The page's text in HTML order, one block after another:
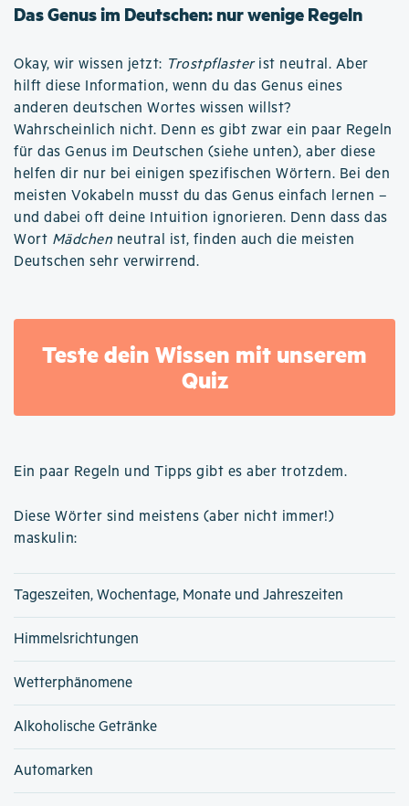
Das Genus im Deutschen: nur wenige Regeln
Okay, wir wissen jetzt: Trostpflasterist neutral. Aber
hilft diese Information, wenn du das Genus eines
anderen deutschen Wortes wissen willst?
Wahrscheinlich nicht. Denn es gibt zwar ein paar Regeln
für das Genus im Deutschen (siehe unten), aber diese
helfen dir nur bei einigen spezifischen Wörtern. Bei den
meisten Vokabeln musst du das Genus einfach lernen –
und dabei oft deine Intuition ignorieren. Denn dass das
Wort Mädchen neutral ist, finden auch die meisten
Deutschen sehr verwirrend.
Teste dein Wissen mit unserem
Quiz
Ein paar Regeln und Tipps gibt es aber trotzdem.
Diese Wörter sind meistens (aber nicht immer!)
maskulin:
Tageszeiten, Wochentage, Monate und Jahreszeiten
Himmelsrichtungen
Wetterphänomene
Alkoholische Getränke
Automarken